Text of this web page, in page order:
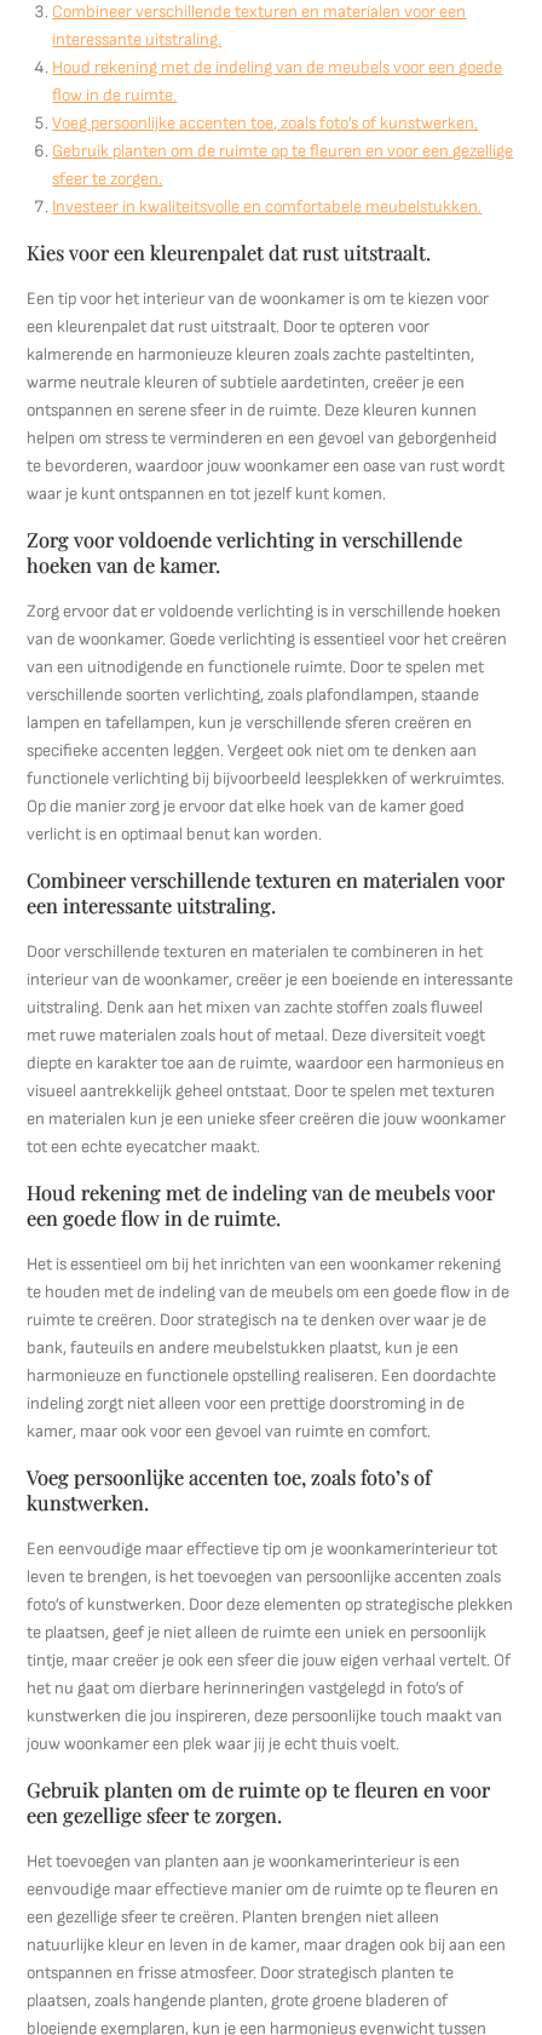
Combineer verschillende texturen en materialen voor een
interessante uitstraling.
Houd rekening met de indeling van de meubels voor een goede
flow in de ruimte.
Voeg persoonlijke accenten toe, zoals foto’s of kunstwerken.
Gebruik planten om de ruimte op te fleuren en voor een gezellige
sfeer te zorgen.
Investeer in kwaliteitsvolle en comfortabele meubelstukken.
Kies voor een kleurenpalet dat rust uitstraalt.
Een tip voor het interieur van de woonkamer is om te kiezen voor
een kleurenpalet dat rust uitstraalt. Door te opteren voor
kalmerende en harmonieuze kleuren zoals zachte pasteltinten,
warme neutrale kleuren of subtiele aardetinten, creëer je een
ontspannen en serene sfeer in de ruimte. Deze kleuren kunnen
helpen om stress te verminderen en een gevoel van geborgenheid
te bevorderen, waardoor jouw woonkamer een oase van rust wordt
waar je kunt ontspannen en tot jezelf kunt komen.
Zorg voor voldoende verlichting in verschillende
hoeken van de kamer.
Zorg ervoor dat er voldoende verlichting is in verschillende hoeken
van de woonkamer. Goede verlichting is essentieel voor het creëren
van een uitnodigende en functionele ruimte. Door te spelen met
verschillende soorten verlichting, zoals plafondlampen, staande
lampen en tafellampen, kun je verschillende sferen creëren en
specifieke accenten leggen. Vergeet ook niet om te denken aan
functionele verlichting bij bijvoorbeeld leesplekken of werkruimtes.
Op die manier zorg je ervoor dat elke hoek van de kamer goed
verlicht is en optimaal benut kan worden.
Combineer verschillende texturen en materialen voor
een interessante uitstraling.
Door verschillende texturen en materialen te combineren in het
interieur van de woonkamer, creëer je een boeiende en interessante
uitstraling. Denk aan het mixen van zachte stoffen zoals fluweel
met ruwe materialen zoals hout of metaal. Deze diversiteit voegt
diepte en karakter toe aan de ruimte, waardoor een harmonieus en
visueel aantrekkelijk geheel ontstaat. Door te spelen met texturen
en materialen kun je een unieke sfeer creëren die jouw woonkamer
tot een echte eyecatcher maakt.
Houd rekening met de indeling van de meubels voor
een goede flow in de ruimte.
Het is essentieel om bij het inrichten van een woonkamer rekening
te houden met de indeling van de meubels om een goede flow in de
ruimte te creëren. Door strategisch na te denken over waar je de
bank, fauteuils en andere meubelstukken plaatst, kun je een
harmonieuze en functionele opstelling realiseren. Een doordachte
indeling zorgt niet alleen voor een prettige doorstroming in de
kamer, maar ook voor een gevoel van ruimte en comfort.
Voeg persoonlijke accenten toe, zoals foto’s of
kunstwerken.
Een eenvoudige maar effectieve tip om je woonkamerinterieur tot
leven te brengen, is het toevoegen van persoonlijke accenten zoals
foto’s of kunstwerken. Door deze elementen op strategische plekken
te plaatsen, geef je niet alleen de ruimte een uniek en persoonlijk
tintje, maar creëer je ook een sfeer die jouw eigen verhaal vertelt. Of
het nu gaat om dierbare herinneringen vastgelegd in foto’s of
kunstwerken die jou inspireren, deze persoonlijke touch maakt van
jouw woonkamer een plek waar jij je echt thuis voelt.
Gebruik planten om de ruimte op te fleuren en voor
een gezellige sfeer te zorgen.
Het toevoegen van planten aan je woonkamerinterieur is een
eenvoudige maar effectieve manier om de ruimte op te fleuren en
een gezellige sfeer te creëren. Planten brengen niet alleen
natuurlijke kleur en leven in de kamer, maar dragen ook bij aan een
ontspannen en frisse atmosfeer. Door strategisch planten te
plaatsen, zoals hangende planten, grote groene bladeren of
bloeiende exemplaren, kun je een harmonieus evenwicht tussen